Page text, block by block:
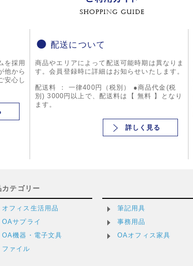
を採用
他から
安心し
配送について
商品やエリアによって配送可能時期は異なりま
す。会員登録時に詳細はお知らせいたします。
配送料 ： 一律400円（税別） ●商品代金(税
別) 3000円以上で、配送料は【 無料 】となり
ます。
詳しく見る
カテゴリー
オフィス生活用品
OAサプライ
OA機器・電子文具
ファイル
筆記用具
事務用品
OAオフィス家具